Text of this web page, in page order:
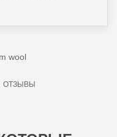
wool
ОТЗЫВЫ